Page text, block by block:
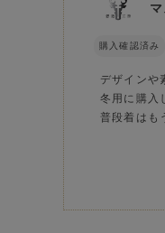
購入確認済み
デザインや
冬用に購入
普段着はも